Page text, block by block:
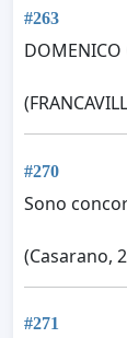
#263
DOMENICO
#270
Sono
(Casarano,
#271